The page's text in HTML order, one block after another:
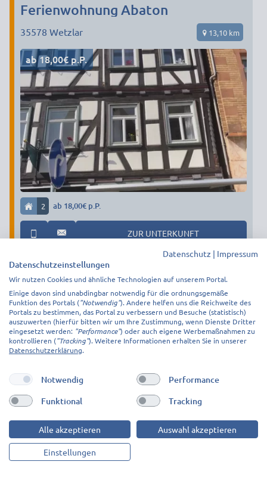
Ferienwohnung Abaton
35578 Wetzlar 13,10 km
ab 18,00€ p.P.
2 ab 18,00€ p.P.
ZUR UNTERKUNFT
Ferienwohnung "Alte Schule"
35510 Butzbach 16,88 km
ab 19,75€ p.P.
Datenschutz | Impressum
Datenschutzeinstellungen
Wir nutzen Cookies und ähnliche Technologien auf unserem Portal.
Einige davon sind unabdingbar notwendig für die ordnungsgemäße
Funktion des Portals ("Notwendig"). Andere helfen uns die Reichweite des
Portals zu bestimmen, das Portal zu verbessern und Besuche (statistisch)
auszuwerten (hierfür bitten wir um Ihre Zustimmung, wenn Dienste Dritter
eingesetzt werden: "Performance") oder auch eigene Werbemaßnahmen zu
kontrollieren ("Tracking"). Weitere Informationen erhalten Sie in unserer
Datenschutzerklärung.
Notwendig
Performance
Funktional
Tracking
Alle akzeptieren Auswahl akzeptieren
Einstellungen